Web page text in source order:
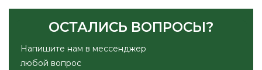
ОСТАЛИСЬ ВОПРОСЫ?
Напишите нам в мессенджер
любой вопрос